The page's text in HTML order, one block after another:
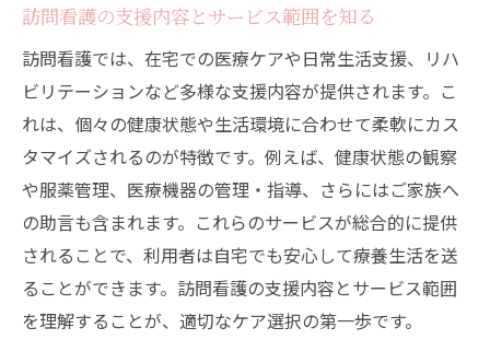
訪問看護のできること・できないこと一覧
訪問看護で対応可能な医療的支援例
訪問看護のサービス内容と限界を理解する
訪問看護の利用者が受けられる支援内容
訪問看護サービスの現場での工夫と特徴
安心の在宅生活へ導く訪問看護サービス
訪問看護が在宅生活で果たす役割と支援内
容
訪問看護による生活支援と医療連携の仕組
訪問看護の支援内容とサービス範囲を知る
訪問看護では、在宅での医療ケアや日常生活支援、リハ
ビリテーションなど多様な支援内容が提供されます。こ
れは、個々の健康状態や生活環境に合わせて柔軟にカス
タマイズされるのが特徴です。例えば、健康状態の観察
や服薬管理、医療機器の管理・指導、さらにはご家族へ
の助言も含まれます。これらのサービスが総合的に提供
されることで、利用者は自宅でも安心して療養生活を送
ることができます。訪問看護の支援内容とサービス範囲
を理解することが、適切なケア選択の第一歩です。